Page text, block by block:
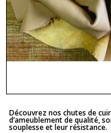
Découvrez nos chutes de
d’ameublement de qualité,
souplesse et leur résistance.